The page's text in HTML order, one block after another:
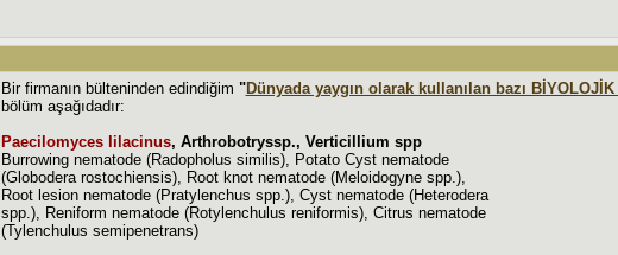
Bir firmanın bülteninden edindiğim "Dünyada yaygın olarak kullanılan bazı BİYOLOJİK
bölüm aşağıdadır:
Paecilomyces lilacinus, Arthrobotryssp., Verticillium spp
Burrowing nematode (Radopholus similis), Potato Cyst nematode
(Globodera rostochiensis), Root knot nematode (Meloidogyne spp.),
Root lesion nematode (Pratylenchus spp.), Cyst nematode (Heterodera
spp.), Reniform nematode (Rotylenchulus reniformis), Citrus nematode
(Tylenchulus semipenetrans)